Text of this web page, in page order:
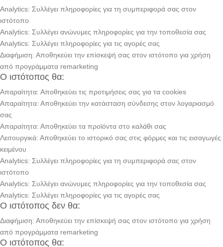
Analytics: Συλλέγει πληροφορίες για τη συμπεριφορά σας στον
ιστότοπο
Analytics: Συλλέγει ανώνυμες πληροφορίες για την τοποθεσία σας
Analytics: Συλλέγει πληροφορίες για τις αγορές σας
Διαφήμιση: Αποθηκεύει την επίσκεψή σας στον ιστότοπο για χρήση
από προγράμματα remarketing
Ο ιστότοπος θα:
Απαραίτητα: Αποθηκεύει τις προτιμήσεις σας για τα cookies
Απαραίτητα: Αποθηκεύει την κατάσταση σύνδεσης στον λογαριασμό
σας
Απαραίτητα: Αποθηκεύει τα προϊόντα στο καλάθι σας
Λειτουργικά: Αποθηκεύει το ιστορικό σας στις φόρμες και τις εισαγωγές
κειμένου
Analytics: Συλλέγει πληροφορίες για τη συμπεριφορά σας στον
ιστότοπο
Analytics: Συλλέγει ανώνυμες πληροφορίες για την τοποθεσία σας
Analytics: Συλλέγει πληροφορίες για τις αγορές σας
Ο ιστότοπος δεν θα:
Διαφήμιση: Αποθηκεύει την επίσκεψή σας στον ιστότοπο για χρήση
από προγράμματα remarketing
Ο ιστότοπος θα: